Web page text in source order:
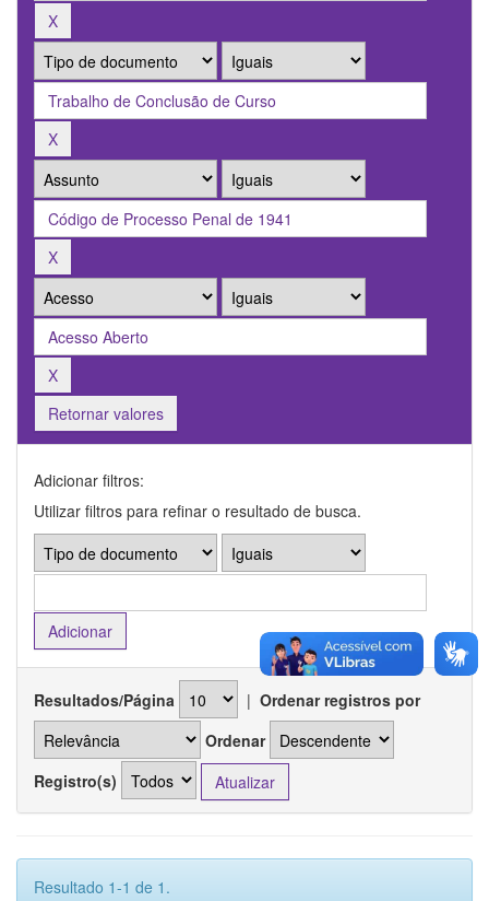
Retornar valores
Adicionar filtros:
Utilizar filtros para refinar o resultado de busca.
Resultados/Página | Ordenar registros por
Ordenar
Registro(s)
Resultado 1-1 de 1.